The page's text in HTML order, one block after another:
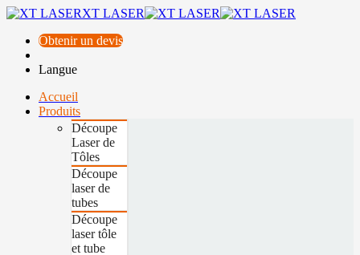
XT LASER
Obtenir un devis
Langue
Accueil
Produits
Découpe
Laser de
Tôles
Découpe
laser de
tubes
Découpe
laser tôle
et tube